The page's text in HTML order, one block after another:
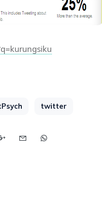
twitter